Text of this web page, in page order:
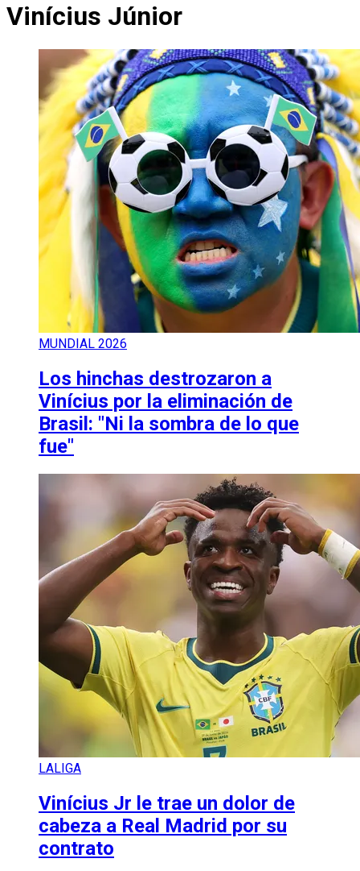
Vinícius Júnior
MUNDIAL 2026
Los hinchas destrozaron a
Vinícius por la eliminación de
Brasil: "Ni la sombra de lo que
fue"
LALIGA
Vinícius Jr le trae un dolor de
cabeza a Real Madrid por su
contrato